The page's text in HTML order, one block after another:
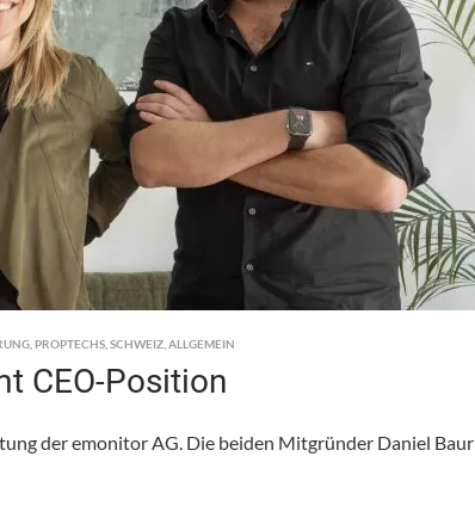
PROPTECHS SCHWEIZ ALLGEMEIN
CEO-Position
der emonitor AG. Die beiden Mitgründer Daniel Baur